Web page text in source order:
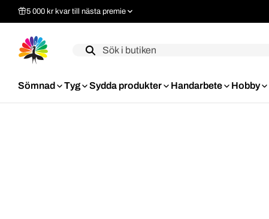
5 000 kr kvar till nästa premie
Label
Sömnad Tyg Sydda produkter Handarbete Hobby